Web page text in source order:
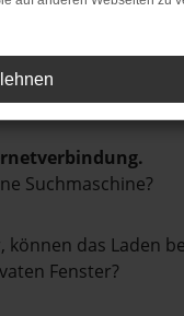
Suchmaschine?
können das Laden
Fenster?